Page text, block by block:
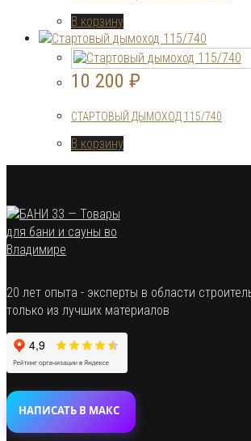
В корзину
10 200 ₽
СТАРТОВЫЙ ДЫМОХОД 115/740
В корзину
20 лет опыта - эксперты в области
только из лучших материалов
НАПИСАТЬ В МАКС